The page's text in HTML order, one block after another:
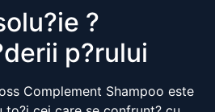
?
p?rului
Complement Shampoo este